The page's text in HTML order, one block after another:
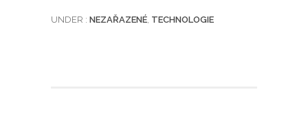
UNDER : NEZAŘAZENÉ TECHNOLOGIE